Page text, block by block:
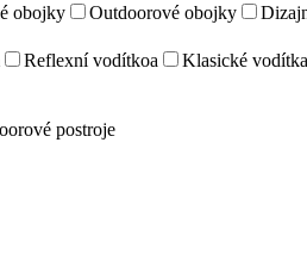
obojky Outdoorové obojky
Reflexní vodítkoa Klasické vodítka
postroje